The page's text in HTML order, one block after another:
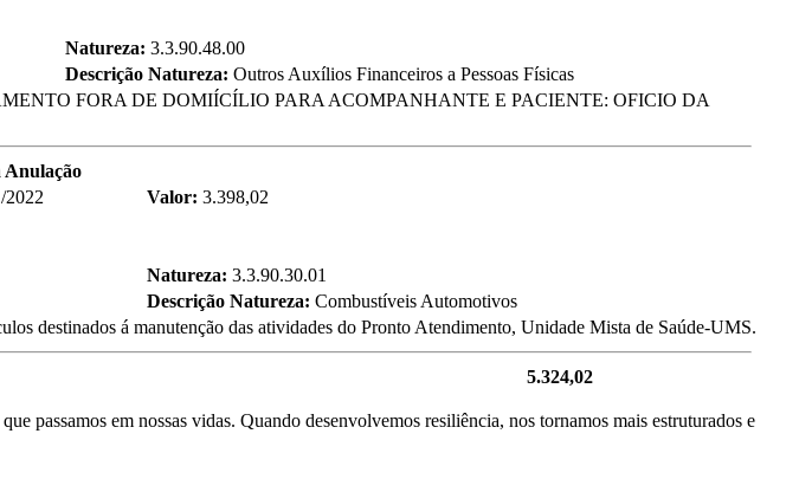
Natureza: 3.3.90.48.00
Descrição Natureza: Outros Auxílios Financeiros a Pessoas Físicas
FORA DE DOMIÍCÍLIO PARA ACOMPANHANTE E PACIENTE: OFICIO DA
Anulação
2022 Valor: 3.398,02
Natureza: 3.3.90.30.01
Descrição Natureza: Combustíveis Automotivos
destinados á manutenção das atividades do Pronto Atendimento, Unidade Mista de Saúde-UMS.
5.324,02
passamos em nossas vidas. Quando desenvolvemos resiliência, nos tornamos mais estruturados e